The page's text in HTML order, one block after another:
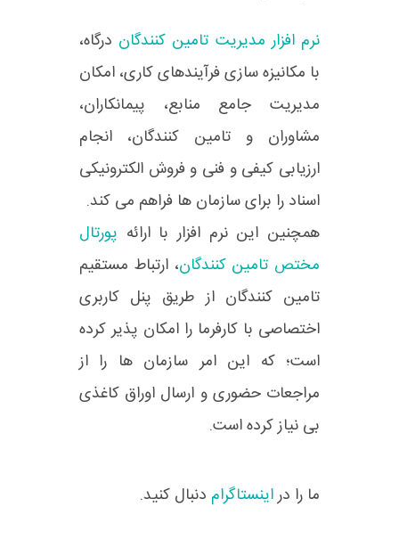
نرم افزار مدیریت تامین کنندگان درگاه،
با مکانیزه سازی فرآیندهای کاری، امکان
مدیریت جامع منابع، پیمانکاران،
مشاوران و تامین کنندگان، انجام
ارزیابی کیفی و فنی و فروش الکترونیکی
اسناد را برای سازمان ها فراهم می کند.
همچنین این نرم افزار با ارائه پورتال
مختص تامین کنندگان، ارتباط مستقیم
تامین کنندگان از طریق پنل کاربری
اختصاصی با کارفرما را امکان پذیر کرده
است؛ که این امر سازمان ها را از
مراجعات حضوری و ارسال اوراق کاغذی
بی نیاز کرده است.
ما را دراینستاگرام دنبال کنید.